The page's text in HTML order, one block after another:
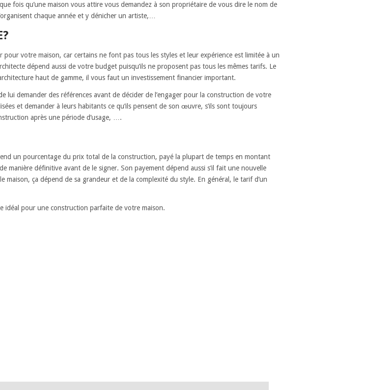
fois qu’une maison vous attire vous demandez à son propriétaire de vous dire le nom de
chaque année et y dénicher un artiste,…
votre maison, car certains ne font pas tous les styles et leur expérience est limitée à un
dépend aussi de votre budget puisqu’ils ne proposent pas tous les mêmes tarifs. Le
haut de gamme, il vous faut un investissement financier important.
lui demander des références avant de décider de l’engager pour la construction de votre
et demander à leurs habitants ce qu’ils pensent de son œuvre, s’ils sont toujours
après une période d’usage, ….
un pourcentage du prix total de la construction, payé la plupart de temps en montant
manière définitive avant de le signer. Son payement dépend aussi s’il fait une nouvelle
ça dépend de sa grandeur et de la complexité du style. En général, le tarif d’un
idéal pour une construction parfaite de votre maison.